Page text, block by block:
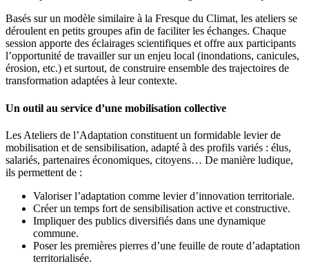
Basés sur un modèle similaire à la Fresque du Climat, les ateliers se
déroulent en petits groupes afin de faciliter les échanges. Chaque
session apporte des éclairages scientifiques et offre aux participants
l’opportunité de travailler sur un enjeu local (inondations, canicules,
érosion, etc.) et surtout, de construire ensemble des trajectoires de
transformation adaptées à leur contexte.
Un outil au service d’une mobilisation collective
Les Ateliers de l’Adaptation constituent un formidable levier de
mobilisation et de sensibilisation, adapté à des profils variés : élus,
salariés, partenaires économiques, citoyens… De manière ludique,
ils permettent de :
Valoriser l’adaptation comme levier d’innovation territoriale.
Créer un temps fort de sensibilisation active et constructive.
Impliquer des publics diversifiés dans une dynamique
commune.
Poser les premières pierres d’une feuille de route d’adaptation
territorialisée.